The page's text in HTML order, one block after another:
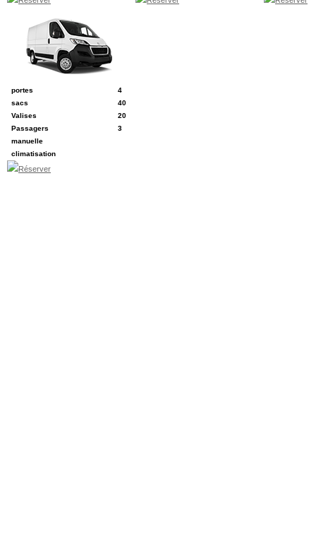
portes
4
sacs
40
Valises
20
Passagers
3
manuelle
climatisation
Réserver